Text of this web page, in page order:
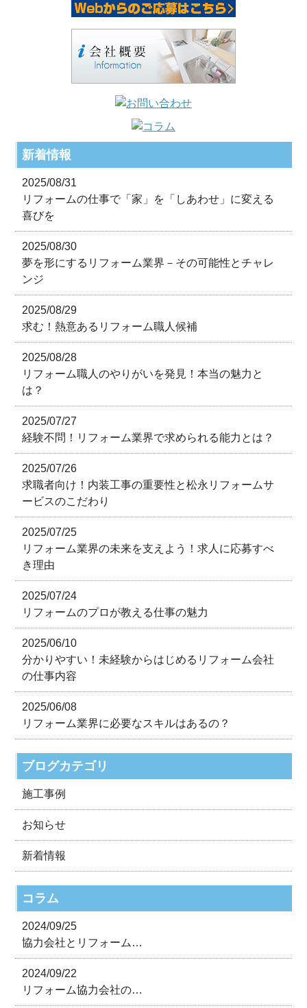
新着情報
2025/08/31
リフォームの仕事で「家」を「しあわせ」に変える
喜びを
2025/08/30
夢を形にするリフォーム業界－その可能性とチャレ
ンジ
2025/08/29
求む！熱意あるリフォーム職人候補
2025/08/28
リフォーム職人のやりがいを発見！本当の魅力と
は？
2025/07/27
経験不問！リフォーム業界で求められる能力とは？
2025/07/26
求職者向け！内装工事の重要性と松永リフォームサ
ービスのこだわり
2025/07/25
リフォーム業界の未来を支えよう！求人に応募すべ
き理由
2025/07/24
リフォームのプロが教える仕事の魅力
2025/06/10
分かりやすい！未経験からはじめるリフォーム会社
の仕事内容
2025/06/08
リフォーム業界に必要なスキルはあるの？
ブログカテゴリ
施工事例
お知らせ
新着情報
コラム
2024/09/25
協力会社とリフォーム…
2024/09/22
リフォーム協力会社の…